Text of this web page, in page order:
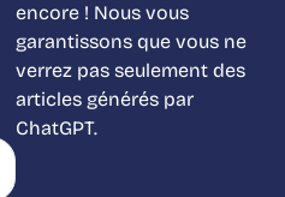
encore ! Nous vous
garantissons que vous ne
verrez pas seulement des
articles générés par
ChatGPT.